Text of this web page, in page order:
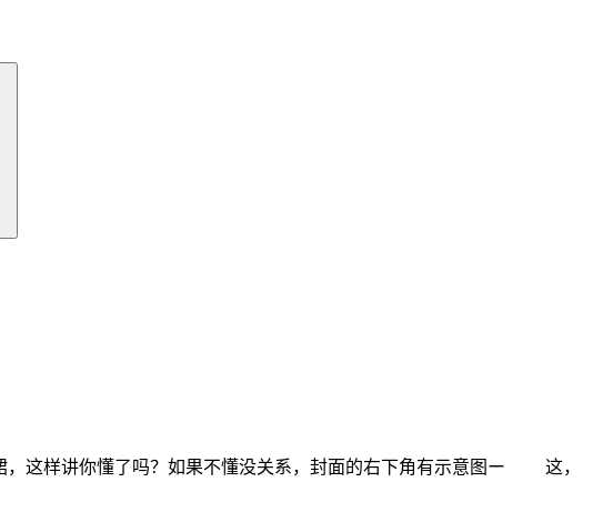
这样讲你懂了吗？如果不懂没关系，封面的右下角有示意图ー 这，